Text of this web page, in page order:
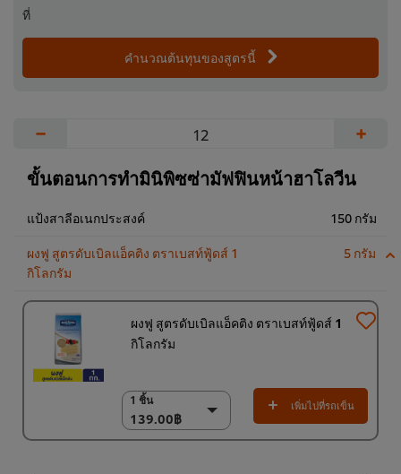
ที่
คำนวณต้นทุนของสูตรนี้
− +
ขั้นตอนการทำมินิพิซซ่ามัฟฟินหน้าฮาโลวีน
แป้งสาลีอเนกประสงค์ 150 กรัม
ผงฟู สูตรดับเบิลแอ็คติง ตราเบสท์ฟู้ดส์ 1
กิโลกรัม
5 กรัม
ผงฟู สูตรดับเบิลแอ็คติง ตราเบสท์ฟู้ดส์ 1
กิโลกรัม
1 ชิ้น
139.00฿
1 ชิ้น
139.00฿
18 x 1 กก.
เพิ่มไปที่รถเข็น